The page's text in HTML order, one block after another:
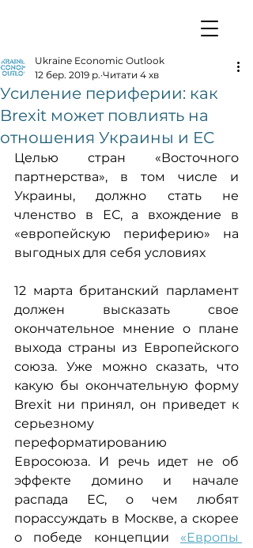
Усиление периферии: как
Brexit может повлиять на
отношения Украины и ЕС
Ukraine Economic Outlook
12 бер. 2019 р. Читати 4 хв
Целью стран «Восточного
партнерства», в том числе и
Украины, должно стать не
членство в ЕС, а вхождение в
«европейскую периферию» на
выгодных для себя условиях
12 марта британский парламент
должен высказать свое
окончательное мнение о плане
выхода страны из Европейского
союза. Уже можно сказать, что
какую бы окончательную форму
Brexit ни принял, он приведет к
серьезному
переформатированию
Евроcоюза. И речь идет не об
эффекте домино и начале
распада ЕС, о чем любят
порассуждать в Москве, а скорее
о победе концепции «Европы